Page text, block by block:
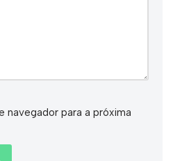
navegador para a próxima